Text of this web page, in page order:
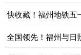
快收藏！福州地铁五
全国领先！福州与日